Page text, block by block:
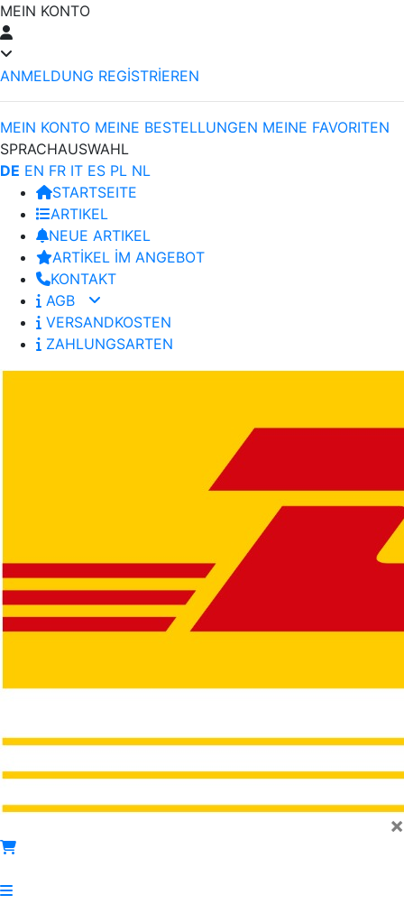
MEIN KONTO
ANMELDUNG REGİSTRİEREN
MEIN KONTO MEINE BESTELLUNGEN MEINE FAVORITEN
SPRACHAUSWAHL
DE EN FR IT ES PL NL
STARTSEITE
ARTIKEL
NEUE ARTIKEL
ARTİKEL İM ANGEBOT
KONTAKT
AGB
VERSANDKOSTEN
ZAHLUNGSARTEN
×